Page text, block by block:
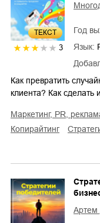
ТЕКСТ
3
Год
Язык:
Как превратить
клиента? Как сделать
маркетинг, PR,
копирайтинг
Артем